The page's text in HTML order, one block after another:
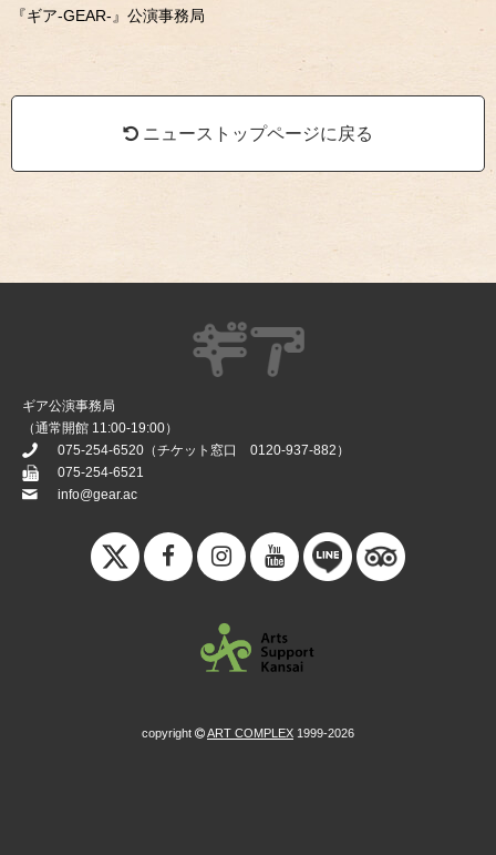
『ギア-GEAR-』公演事務局
ニューストップページに戻る
ギア公演事務局
（通常開館 11:00-19:00）
075-254-6520 （チケット窓口 0120-937-882 ）
075-254-6521
info@gear.ac
copyright ART COMPLEX 1999-2026